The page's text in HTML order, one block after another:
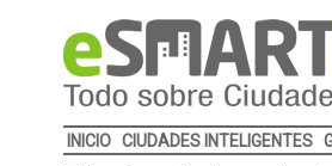
INICIO CIUDADES INTELIGENTES